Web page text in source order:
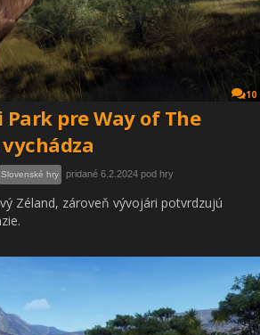
10
Park pre Way of The
Slovenské hry pridané 6.2.2024 pod hry
Zéland, zároveň vývojári potvrdzujú